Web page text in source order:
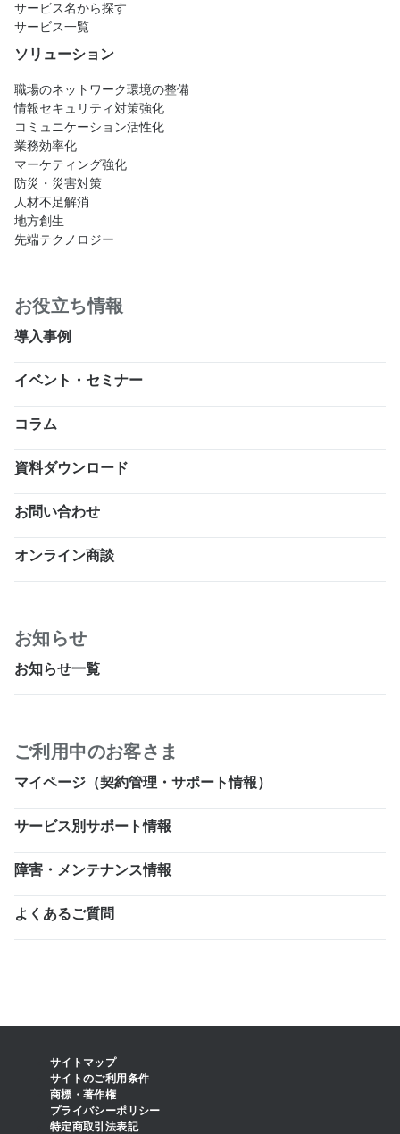
サービス名から探す
サービス一覧
ソリューション
職場のネットワーク環境の整備
情報セキュリティ対策強化
コミュニケーション活性化
業務効率化
マーケティング強化
防災・災害対策
人材不足解消
地方創生
先端テクノロジー
お役立ち情報
導入事例
イベント・セミナー
コラム
資料ダウンロード
お問い合わせ
オンライン商談
お知らせ
お知らせ一覧
ご利用中のお客さま
マイページ（契約管理・サポート情報）
サービス別サポート情報
障害・メンテナンス情報
よくあるご質問
サイトマップ
サイトのご利用条件
商標・著作権
プライバシーポリシー
特定商取引法表記